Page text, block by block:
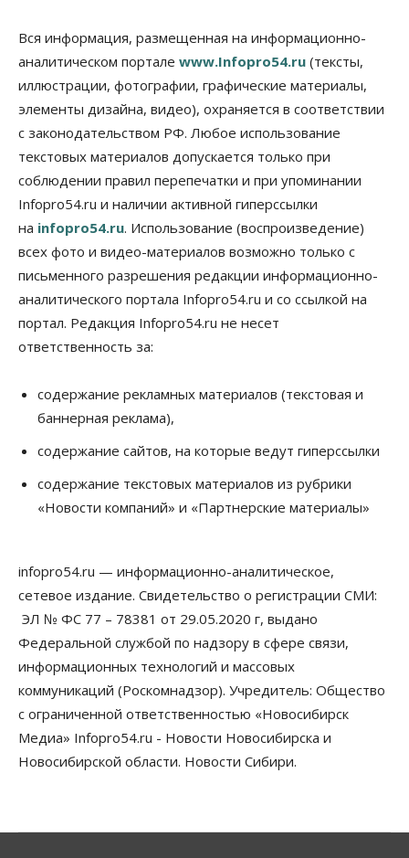
В аэропорту Толмачёво завершены работы по
бетонированию рулежных дорожек
07 Августа 2026, 17:00
Бизнес Недвижимость Общество
Новосибирцы стали реже оформлять
дома по упрощенной схеме
07 Августа 2026, 16:00
Власть Право&Порядок
Роспотребнадзор изъял почти полторы тонны
мяса в Новосибирской области
07 Августа 2026, 15:00
Расходы новосибирцев на спорт выросли на 40%
за полгода
07 Августа 2026, 14:00
В Новосибирске многодетным семьям вручили
07 Августа 2026, 13:55
07 Августа 2026, 13:00
Власть
Школы, библиотеки, пешеходные тротуары:
депутаты Госдумы контролируют работы на
социальных объектах
07 Августа 2026, 12:35
Общество
Синоптики рассказали о погоде в Новосибирске
на выходных
07 Августа 2026, 12:00
Жители Новосибирска смогут добровольно
Вся информация, размещенная на информационно-
аналитическом портале www.Infopro54.ru (тексты,
иллюстрации, фотографии, графические материалы,
элементы дизайна, видео), охраняется в соответствии
с законодательством РФ. Любое использование
текстовых материалов допускается только при
соблюдении правил перепечатки и при упоминании
Infopro54.ru и наличии активной гиперссылки
на infopro54.ru. Использование (воспроизведение)
всех фото и видео-материалов возможно только с
письменного разрешения редакции информационно-
аналитического портала Infopro54.ru и со ссылкой на
портал. Редакция Infopro54.ru не несет
ответственность за:
содержание рекламных материалов (текстовая и
баннерная реклама),
содержание сайтов, на которые ведут гиперссылки
содержание текстовых материалов из рубрики
«Новости компаний» и «Партнерские материалы»
infopro54.ru — информационно-аналитическое,
сетевое издание. Свидетельство о регистрации СМИ:
ЭЛ № ФС 77 – 78381 от 29.05.2020 г, выдано
Федеральной службой по надзору в сфере связи,
информационных технологий и массовых
коммуникаций (Роскомнадзор). Учредитель: Общество
с ограниченной ответственностью «Новосибирск
Медиа» Infopro54.ru - Новости Новосибирска и
Новосибирской области. Новости Сибири.